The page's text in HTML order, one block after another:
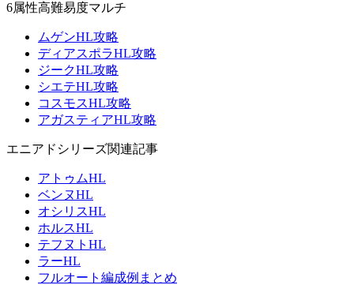
6属性高難易度マルチ
ムゲンHL攻略
ディアスポラHL攻略
ジークHL攻略
シエテHL攻略
コスモスHL攻略
アガスティアHL攻略
エニアドシリーズ関連記事
アトゥムHL
ベンヌHL
オシリスHL
ホルスHL
テフヌトHL
ラーHL
フルオート編成例まとめ